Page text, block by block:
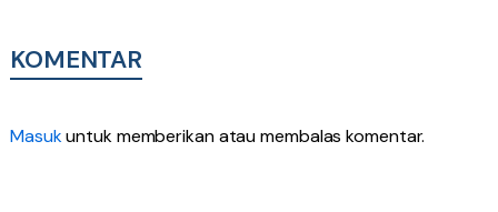
KOMENTAR
Masukuntuk memberikan atau membalas komentar.